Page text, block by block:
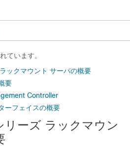
ています。
ックマウント サーバの概要
要
Controller
ーフェイスの概要
リーズ ラックマウン